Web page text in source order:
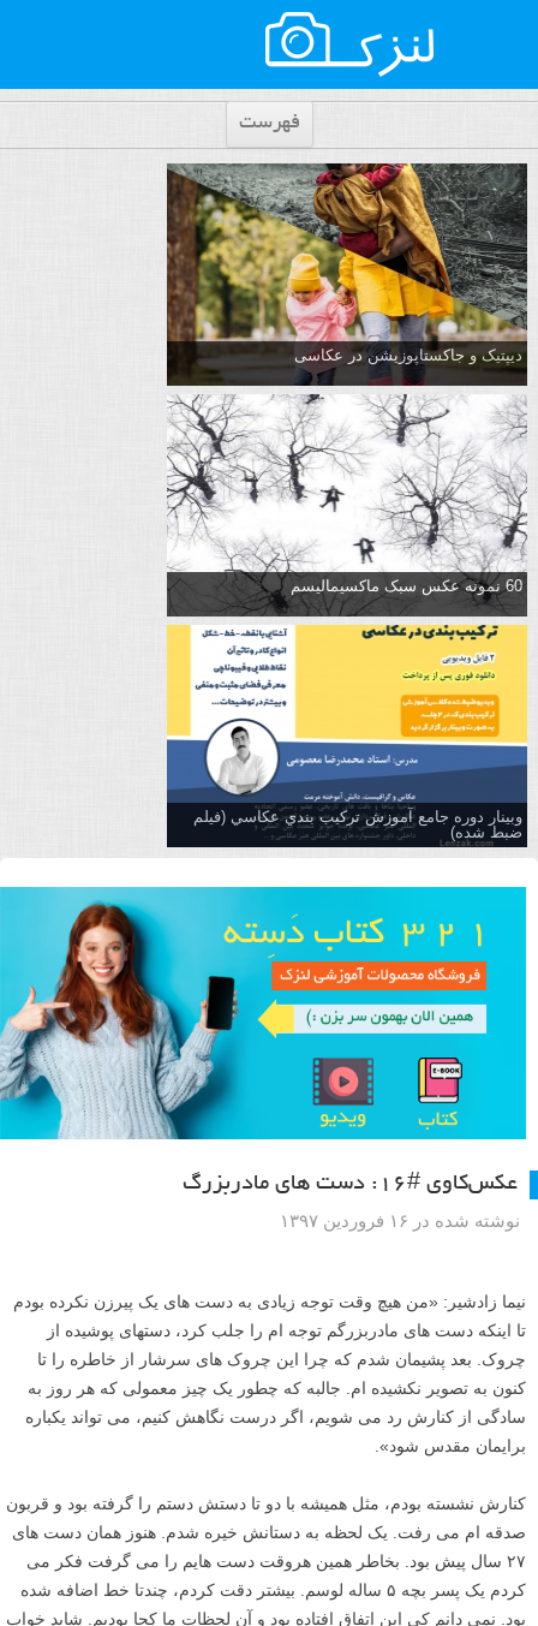
فهرست
دیپتیک و جاکستا‌پوزیشن در عکاسی
60 نمونه عکس سبک ماکسیمالیسم
وبینار دوره جامع آموزش تركيب بندي عكاسي (فیلم
ضبط شده)
عکس‌کاوی #۱۶: دست های مادربزرگ
نوشته شده در ۱۶ فروردین ۱۳۹۷
نیما زادشیر: «من هیچ وقت توجه زیادی به دست های یک پیرزن نکرده بودم
تا اینکه دست های مادربزرگم توجه ام را جلب کرد، دستهای پوشیده از
چروک. بعد پشیمان شدم که چرا این چروک های سرشار از خاطره را تا
کنون به تصویر نکشیده ام. جالبه که چطور یک چیز معمولی که هر روز به
سادگی از کنارش رد می شویم، اگر درست نگاهش کنیم، می تواند یکباره
برایمان مقدس شود».
کنارش نشسته بودم، مثل همیشه با دو تا دستش دستم را گرفته بود و قربون
صدقه ام می رفت. یک لحظه به دستانش خیره شدم. هنوز همان دست های
۲۷ سال پیش بود. بخاطر همین هروقت دست هایم را می گرفت فکر می
کردم یک پسر بچه ۵ ساله لوسم. بیشتر دقت کردم، چندتا خط اضافه شده
بود. نمی دانم کی این اتفاق افتاده بود و آن لحظات ما کجا بودیم. شاید خواب